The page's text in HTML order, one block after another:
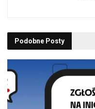
Podobne Posty